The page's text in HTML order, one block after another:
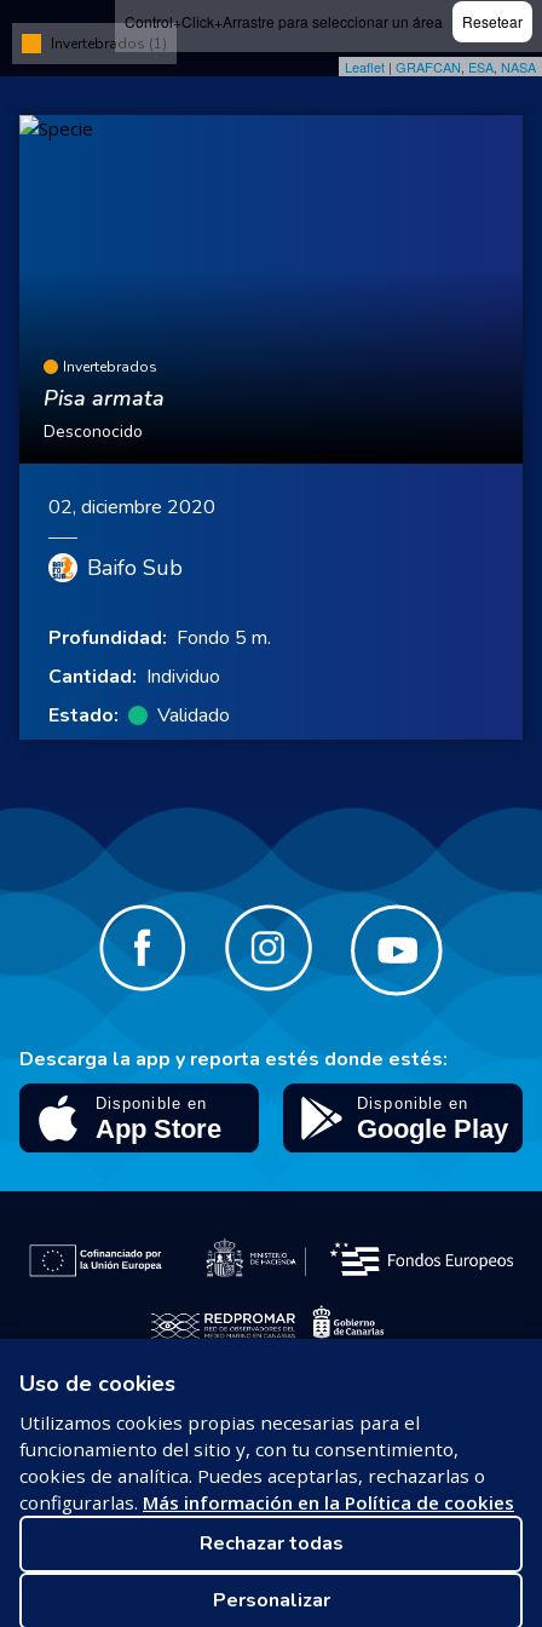
Control+Click+Arrastre para seleccionar un área Resetear
Invertebrados (1)
Leaflet | GRAFCAN ESA NASA
Invertebrados
Pisa armata
Desconocido
02, diciembre 2020
Baifo Sub
Profundidad: Fondo 5 m.
Cantidad: Individuo
Estado:
Validado
Descarga la app y reporta estés donde estés:
© 2026 REDPROMAR
Aviso legal
Política de privacidad
Política de cookies
Configurar cookies
Uso de cookies
Utilizamos cookies propias necesarias para el
funcionamiento del sitio y, con tu consentimiento,
cookies de analítica. Puedes aceptarlas, rechazarlas o
configurarlas. Más información en la Política de cookies
Rechazar todas
Personalizar